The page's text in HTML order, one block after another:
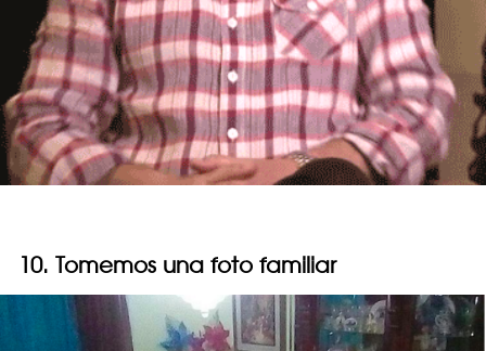
10. Tomemos una foto familiar